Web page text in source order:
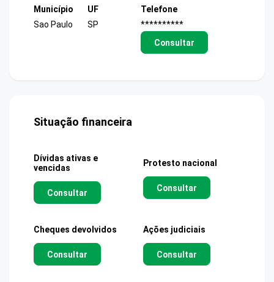
Município
Sao Paulo
UF
SP
Telefone
**********
Consultar
Situação financeira
Dívidas ativas e
vencidas
Consultar
Protesto nacional
Consultar
Cheques devolvidos
Consultar
Ações judiciais
Consultar